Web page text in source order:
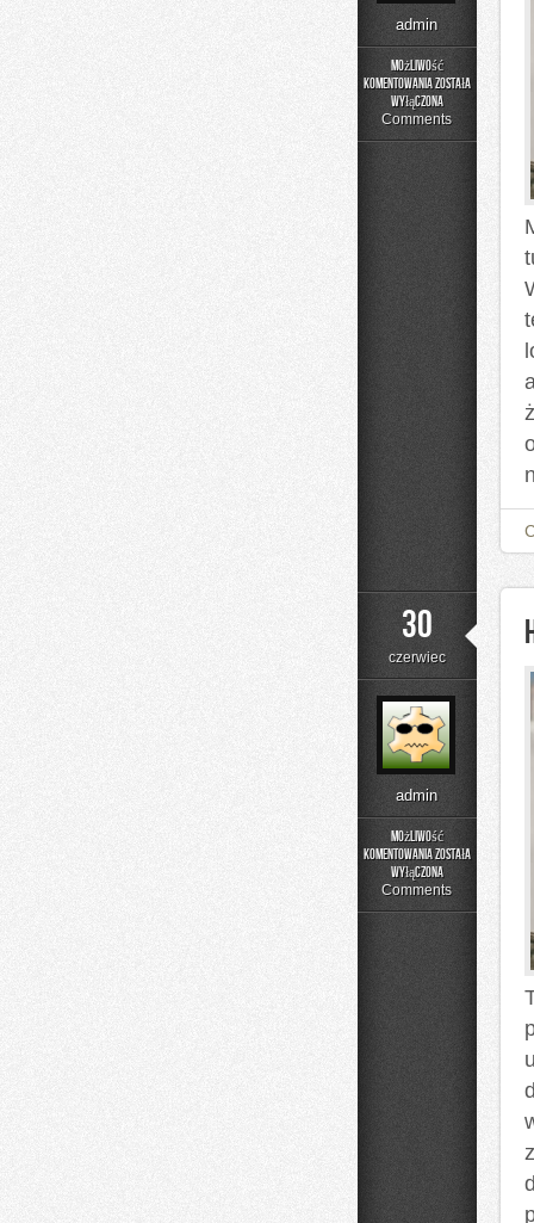
admin
Możliwość
komentowaniazostała
wyłączona
Comments
30
czerwiec
admin
Możliwość
komentowania
Historia
Przemysłu
została
wyłączona
Comments